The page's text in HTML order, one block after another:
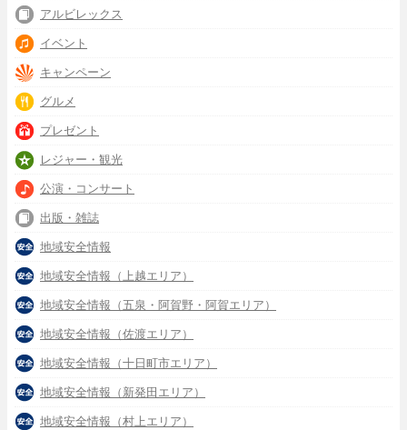
アルビレックス
イベント
キャンペーン
グルメ
プレゼント
レジャー・観光
公演・コンサート
出版・雑誌
地域安全情報
地域安全情報（上越エリア）
地域安全情報（五泉・阿賀野・阿賀エリア）
地域安全情報（佐渡エリア）
地域安全情報（十日町市エリア）
地域安全情報（新発田エリア）
地域安全情報（村上エリア）